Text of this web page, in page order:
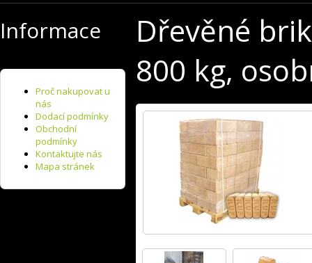
Informace
Proč nakupovat u
nás
Dodací podmínky
Obchodní
podmínky
Kontaktujte nás
Mapa stránek
Dřevěné
800 kg,